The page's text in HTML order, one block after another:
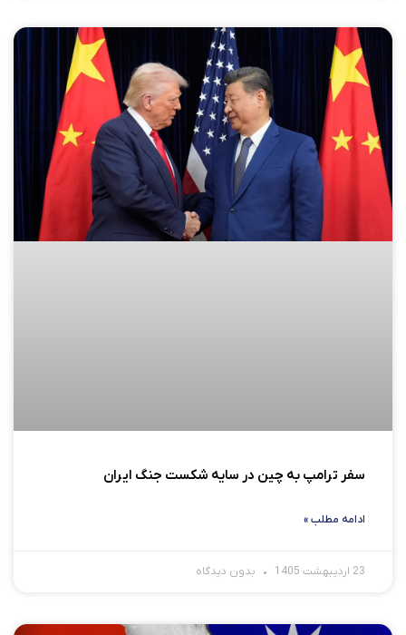
سفر ترامپ به چین در سایه شکست جنگ ایران
ادامه مطلب »
23 اردیبهشت 1405 بدون دیدگاه